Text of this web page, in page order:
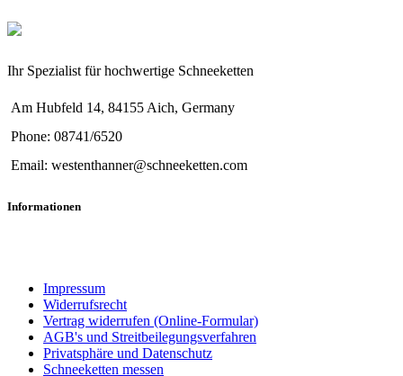
Ihr Spezialist für hochwertige Schneeketten
Am Hubfeld 14, 84155 Aich, Germany
Phone: 08741/6520
Email: westenthanner@schneeketten.com
Informationen
Impressum
Widerrufsrecht
Vertrag widerrufen (Online-Formular)
AGB's und Streitbeilegungsverfahren
Privatsphäre und Datenschutz
Schneeketten messen